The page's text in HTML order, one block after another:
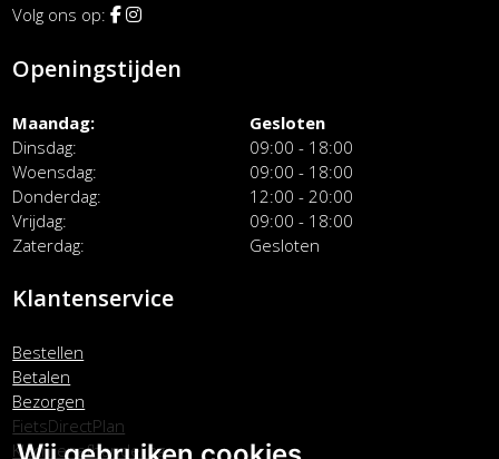
Volg ons op:
Openingstijden
Maandag
Gesloten
Dinsdag
09:00 - 18:00
Woensdag
09:00 - 18:00
Donderdag
12:00 - 20:00
Vrijdag
09:00 - 18:00
Zaterdag
Gesloten
Klantenservice
Bestellen
Betalen
Bezorgen
FietsDirectPlan
Klachtenafhandeling